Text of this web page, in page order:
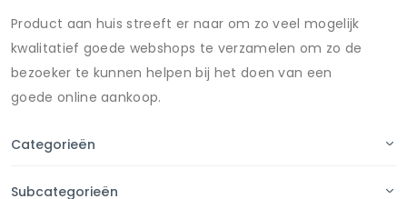
Product aan huis streeft er naar om zo veel mogelijk
kwalitatief goede webshops te verzamelen om zo de
bezoeker te kunnen helpen bij het doen van een
goede online aankoop.
Categorieën
Subcategorieën